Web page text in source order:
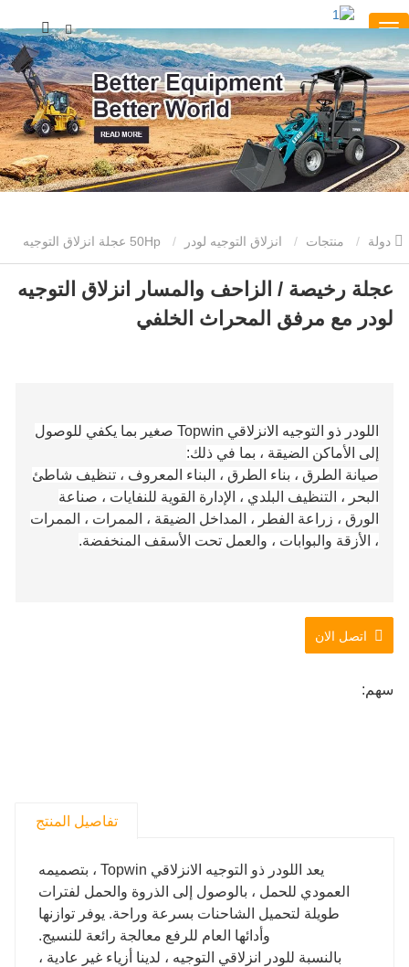
منتجات انزلاق التوجيه لودر 50Hp عجلة انزلاق التوجيه
عجلة رخيصة / الزاحف والمسار انزلاق التوجيه لودر مع مرفق المحراث
الخلفي
عجلة رخيصة / الزاحف والمسار انزلاق التوجيه
لودر مع مرفق المحراث الخلفي
اللودر ذو التوجيه الانزلاقي Topwin صغير بما يكفي للوصول
إلى الأماكن الضيقة ، بما في ذلك:
صيانة الطرق ، بناء الطرق ، البناء المعروف ، تنظيف شاطئ
البحر ، التنظيف البلدي ، الإدارة القوية للنفايات ، صناعة
الورق ، زراعة الفطر ، المداخل الضيقة ، الممرات ، الممرات
، الأزقة والبوابات ، والعمل تحت الأسقف المنخفضة.
اتصل الان
سهم:
تفاصيل المنتج
يعد اللودر ذو التوجيه الانزلاقي Topwin ، بتصميمه
العمودي للحمل ، بالوصول إلى الذروة والحمل لفترات
طويلة لتحميل الشاحنات بسرعة وراحة. يوفر توازنها
وأدائها العام للرفع معالجة رائعة للنسيج.
بالنسبة للودر انزلاقي التوجيه ، لدينا أزياء غير عادية ،